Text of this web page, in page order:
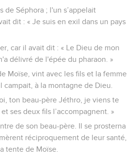
de Séphora ; l'un s’appelait
dit : « Je suis en exil dans un pays
car il avait dit : « Le Dieu de mon
délivré de l'épée du pharaon. »
Moïse, vint avec les fils et la femme
campait, à la montagne de Dieu.
ton beau-père Jéthro, je viens te
ses deux fils l’accompagnent. »
de son beau-père. Il se prosterna
réciproquement de leur santé,
tente de Moïse.